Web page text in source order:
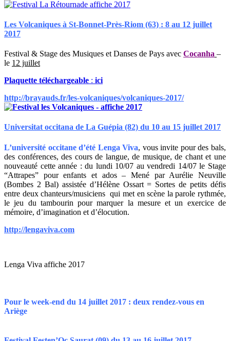
Les Volcaniques à St-Bonnet-Près-Riom (63) : 8 au 12 juillet
2017
Festival & Stage des Musiques et Danses de Pays avec Cocanha –
le 12 juillet
Plaquette téléchargeable : ici
http://brayauds.fr/les-volcaniques/volcaniques-2017/
Universitat occitana de La Guépia (82) du 10 au 15 juillet 2017
L’université occitane d’été Lenga Viva, vous invite pour des bals,
des conférences, des cours de langue, de musique, de chant et une
nouveauté cette année : du lundi 10/07 au vendredi 14/07 le Stage
“Attrapes” pour enfants et ados – Mené par Aurélie Neuville
(Bombes 2 Bal) assistée d’Hélène Ossart = Sortes de petits défis
entre deux chanteurs/musiciens qui met en scène la parole rythmée,
le jeu du tambourin pour marquer la mesure et un exercice de
mémoire, d’imagination et d’élocution.
http://lengaviva.com
Lenga Viva affiche 2017
Pour le week-end du 14 juillet 2017 : deux rendez-vous en
Ariège